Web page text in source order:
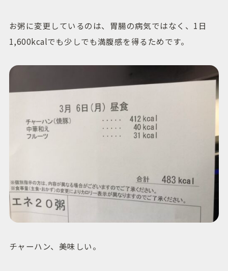
お粥に変更しているのは、胃腸の病気ではなく、1日
1,600kcalでも少しでも満腹感を得るためです。
チャーハン、美味しい。